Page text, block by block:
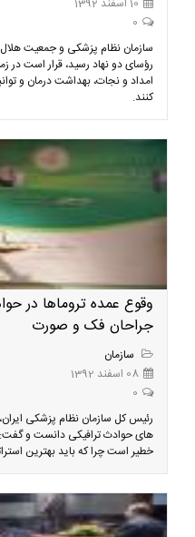
10 اسفند 1392
0
سازمان نظام پزشکی و جمعیت هلال
رؤسای دو نهاد رسید، قرار است
امداد و نجات، بهداشت درمان و
کنند.
وقوع عمده تروماها در
جراحان فک و صورت
سازمان
08 اسفند 1392
0
رئیس کل سازمان نظام پزشکی
های حوادث ترافیکی دانست و
خطیر است چرا که باید بهترین